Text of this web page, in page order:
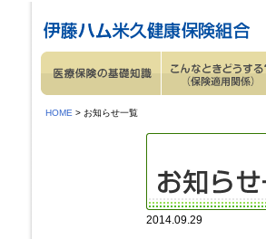
HOME > お知らせ一覧
2014.09.29